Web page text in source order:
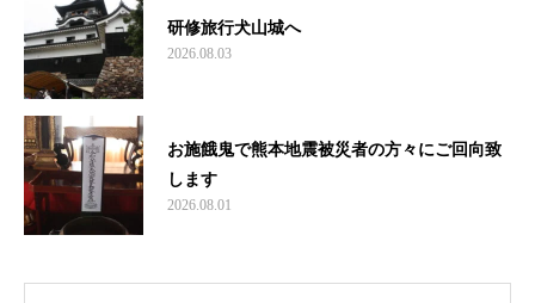
研修旅行犬山城へ
2026.08.03
お施餓鬼で熊本地震被災者の方々にご回向致
します
2026.08.01